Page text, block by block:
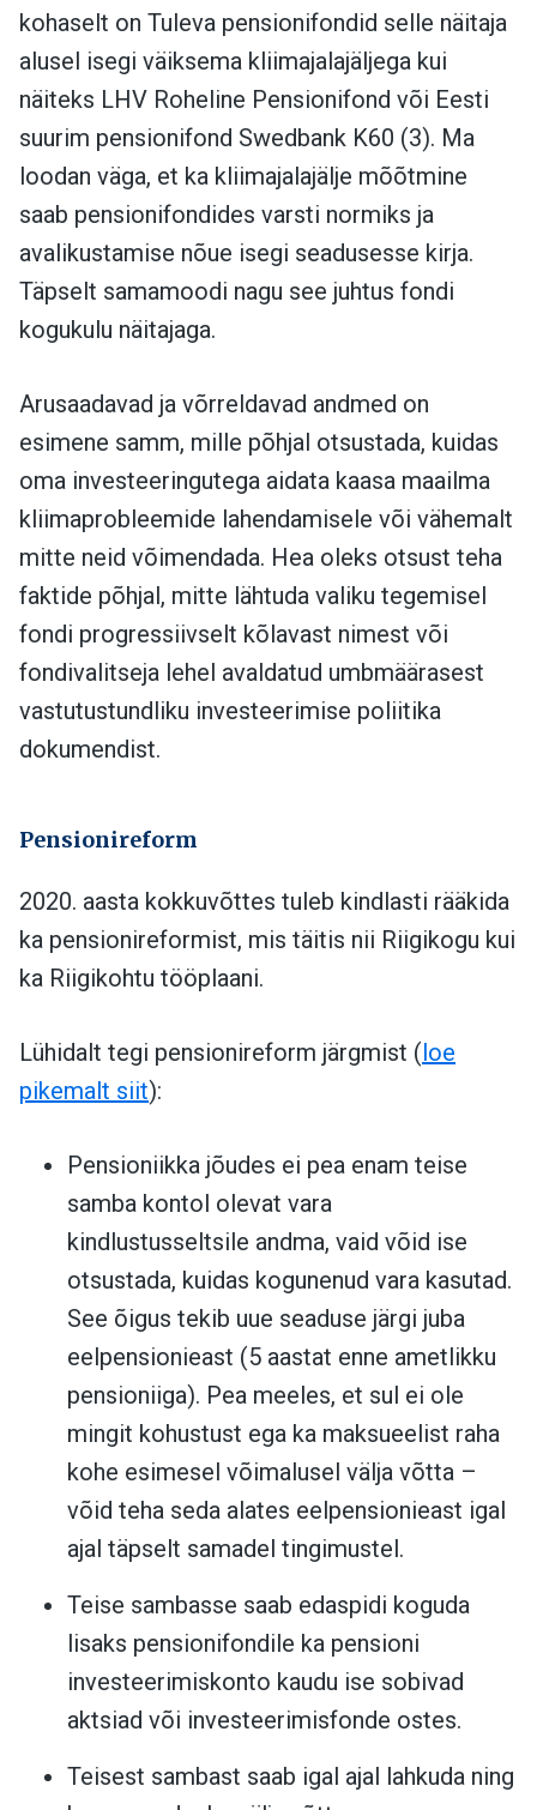
kohaselt on Tuleva pensionifondid selle näitaja
alusel isegi väiksema kliimajalajäljega kui
näiteks LHV Roheline Pensionifond või Eesti
suurim pensionifond Swedbank K60 (3). Ma
loodan väga, et ka kliimajalajälje mõõtmine
saab pensionifondides varsti normiks ja
avalikustamise nõue isegi seadusesse kirja.
Täpselt samamoodi nagu see juhtus fondi
kogukulu näitajaga.
Arusaadavad ja võrreldavad andmed on
esimene samm, mille põhjal otsustada, kuidas
oma investeeringutega aidata kaasa maailma
kliimaprobleemide lahendamisele või vähemalt
mitte neid võimendada. Hea oleks otsust teha
faktide põhjal, mitte lähtuda valiku tegemisel
fondi progressiivselt kõlavast nimest või
fondivalitseja lehel avaldatud umbmäärasest
vastutustundliku investeerimise poliitika
dokumendist.
Pensionireform
2020. aasta kokkuvõttes tuleb kindlasti rääkida
ka pensionireformist, mis täitis nii Riigikogu kui
ka Riigikohtu tööplaani.
Lühidalt tegi pensionireform järgmist (loe
pikemalt siit):
Pensioniikka jõudes ei pea enam teise
samba kontol olevat vara
kindlustusseltsile andma, vaid võid ise
otsustada, kuidas kogunenud vara kasutad.
See õigus tekib uue seaduse järgi juba
eelpensionieast (5 aastat enne ametlikku
pensioniiga). Pea meeles, et sul ei ole
mingit kohustust ega ka maksueelist raha
kohe esimesel võimalusel välja võtta –
võid teha seda alates eelpensionieast igal
ajal täpselt samadel tingimustel.
Teise sambasse saab edaspidi koguda
lisaks pensionifondile ka pensioni
investeerimiskonto kaudu ise sobivad
aktsiad või investeerimisfonde ostes.
Teisest sambast saab igal ajal lahkuda ning